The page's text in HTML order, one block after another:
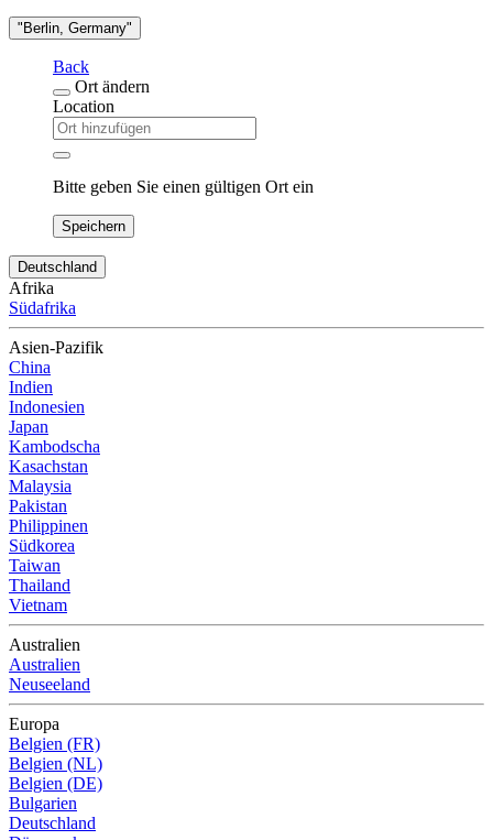
"Berlin, Germany"
Back
Ort ändern
Location
Bitte geben Sie einen gültigen Ort ein
Speichern
Deutschland
Afrika
Südafrika
Asien-Pazifik
China
Indien
Indonesien
Japan
Kambodscha
Kasachstan
Malaysia
Pakistan
Philippinen
Südkorea
Taiwan
Thailand
Vietnam
Australien
Australien
Neuseeland
Europa
Belgien (FR)
Belgien (NL)
Belgien (DE)
Bulgarien
Deutschland